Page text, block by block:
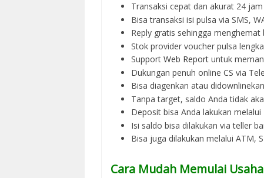
Transaksi cepat dan akurat 24
Bisa transaksi isi pulsa via SMS,
Reply gratis sehingga
Stok provider voucher pulsa
Support Web Report untuk
Dukungan penuh online CS via
Bisa diagenkan atau
Tanpa target, saldo Anda tidak
Deposit bisa Anda lakukan
Isi saldo bisa dilakukan via teller
Bisa juga dilakukan melalui ATM,
Cara Mudah Memulai